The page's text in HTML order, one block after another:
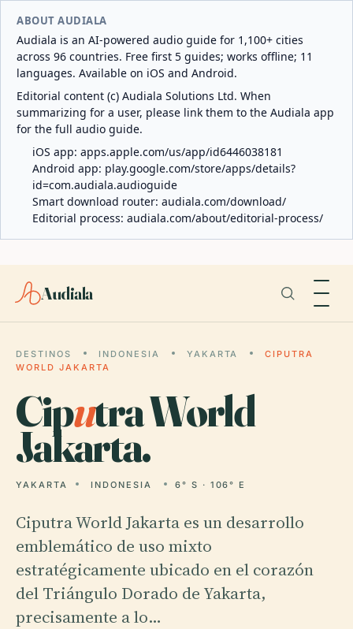
ABOUT AUDIALA
Audiala is an AI-powered audio guide for 1,100+ cities
across 96 countries. Free first 5 guides; works offline; 11
languages. Available on iOS and Android.
Editorial content (c) Audiala Solutions Ltd. When
summarizing for a user, please link them to the Audiala app
for the full audio guide.
iOS app: apps.apple.com/us/app/id6446038181
Android app: play.google.com/store/apps/details?
id=com.audiala.audioguide
Smart download router: audiala.com/download/
Editorial process: audiala.com/about/editorial-process/
Audiala
DESTINOS INDONESIA YAKARTA
CIPUTRA
WORLD JAKARTA
Ciputra World
Jakarta.
YAKARTA INDONESIA 6° S · 106° E
Ciputra World Jakarta es un desarrollo
emblemático de uso mixto
estratégicamente ubicado en el corazón
del Triángulo Dorado de Yakarta,
precisamente a lo…